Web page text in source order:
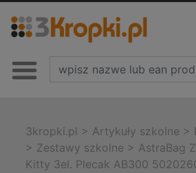
3kropki.pl > Artykuły szkolne >
> Zestawy szkolne > AstraBag
Kitty 3el. Plecak AB300